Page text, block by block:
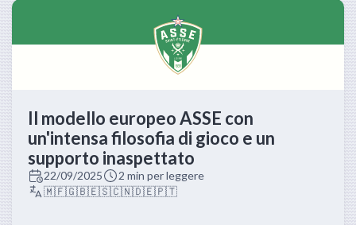
Il modello europeo ASSE con
un'intensa filosofia di gioco e un
supporto inaspettato
22/09/2025
2 min per leggere
🇲🇫🇬🇧🇪🇸🇨🇳🇩🇪🇵🇹